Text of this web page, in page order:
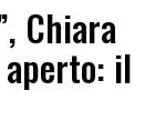
Chiara
il